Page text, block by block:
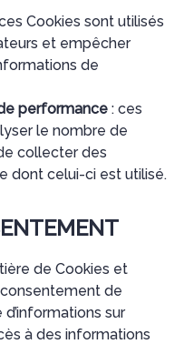
Cookies sont utilisés
et empêcher
de
performance : ces
le nombre de
collecter des
dont celui-ci est utilisé.
de Cookies et
de
sur
à des informations